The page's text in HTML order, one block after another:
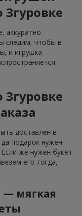
аккуратно
следим, чтобы в
и игрушка
Згуровке
доставлен в
подарок нужен
же нужен букет
его тогда,
— мягкая